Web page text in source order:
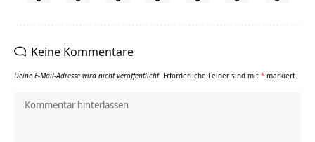
Keine Kommentare
Deine E-Mail-Adresse wird nicht veröffentlicht. Erforderliche Felder sind mit * markiert.